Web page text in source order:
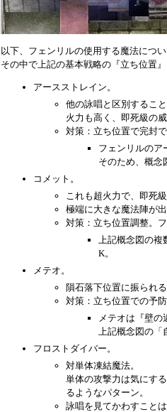
以下、フェンリルの使用する魔法につ
その中で上記の基本戦略の『立ち位置
アースストレイン。
他の詠唱と区別すること
火力も高く、即死級の威
対策：立ち位置で完封で
フェンリルのア
そのため、概念
コメット。
これも超火力で、即死級
極端に大きな魔法陣が
対策：立ち位置調整。
上記概念図の
K。
メテオ。
隕石落下位置に振られ
対策：立ち位置での予防
メテオは『壁の
上記概念図の
フロストダイバー。
対単体凍結魔法。
単体の攻撃力は気にす
るようなパターン。
詠唱を見てかわすことは